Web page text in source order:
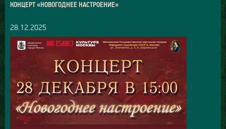
КОНЦЕРТ «НОВОГОДНЕЕ НАСТРОЕНИЕ»
28.12.2025